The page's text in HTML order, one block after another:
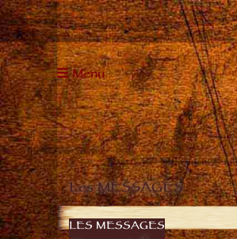
Menu
Les MESSAGES
LES MESSAGES